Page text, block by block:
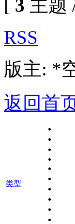
[ 3 主题
RSS
版主: *
返回首
类型